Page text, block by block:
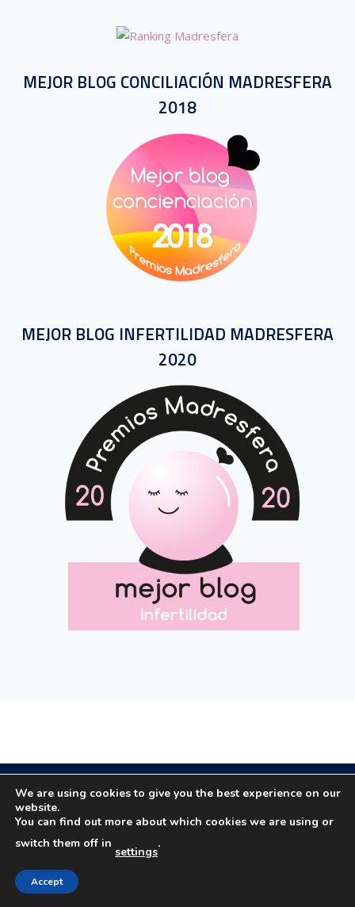
MEJOR BLOG CONCILIACIÓN MADRESFERA
2018
MEJOR BLOG INFERTILIDAD MADRESFERA
2020
Copyright © 2020 All rights reserved.
Email: masola.org@gmail.com | Email:
rosamaestro2003@hotmail.com | Tfno: 649184063
We are using cookies to give you the best experience on our
website.
You can find out more about which cookies we are using or
switch them off in
settings
.
Accept